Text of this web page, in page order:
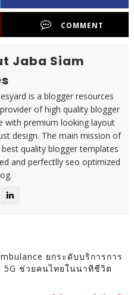
COMMENT
Jaba Siam
is a blogger resources
of high quality blogger
with premium looking layout
design. The main mission of
quality blogger templates
and perfectlly seo optimized
ยกระดับบริการการ
5G ช่วยคนไทยในนาทีชีวิต